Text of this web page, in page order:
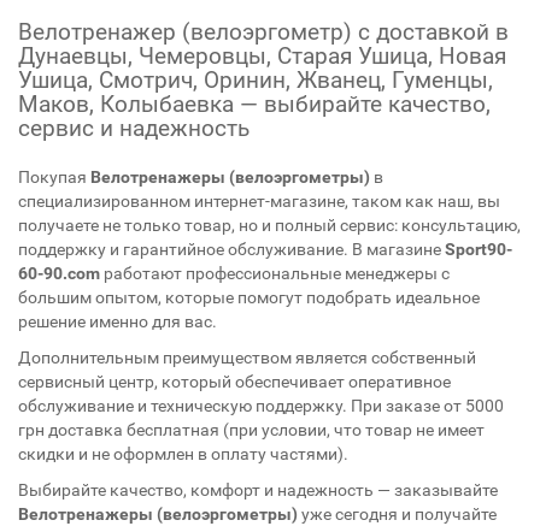
Велотренажер (велоэргометр) с доставкой в
Дунаевцы, Чемеровцы, Старая Ушица, Новая
Ушица, Смотрич, Оринин, Жванец, Гуменцы,
Маков, Колыбаевка — выбирайте качество,
сервис и надежность
Покупая Велотренажеры (велоэргометры) в
специализированном интернет-магазине, таком как наш, вы
получаете не только товар, но и полный сервис: консультацию,
поддержку и гарантийное обслуживание. В магазинеSport90-
60-90.com работают профессиональные менеджеры с
большим опытом, которые помогут подобрать идеальное
решение именно для вас.
Дополнительным преимуществом является собственный
сервисный центр, который обеспечивает оперативное
обслуживание и техническую поддержку. При заказе от 5000
грн доставка бесплатная (при условии, что товар не имеет
скидки и не оформлен в оплату частями).
Выбирайте качество, комфорт и надежность — заказывайте
Велотренажеры (велоэргометры) уже сегодня и получайте